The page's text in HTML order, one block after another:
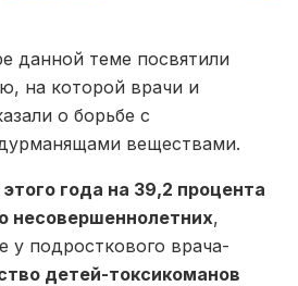
данной теме посвятили
на которой врачи и
о борьбе с
веществами.
года на 39,2 процента
несовершеннолетних,
у подросткового врача-
детей-токсикоманов